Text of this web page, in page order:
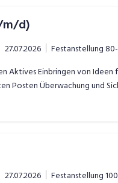
m/d)
27.07.2026 Festanstellung
Einbringen von
Posten Überwachung und
27.07.2026 Festanstellung